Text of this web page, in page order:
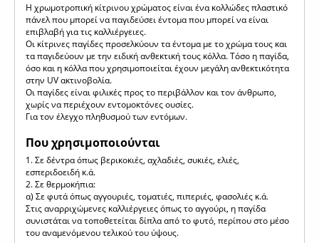
Η χρωμοτροπική κίτρινου χρώματος είναι ένα κολλώδες πλαστικό
πάνελ που μπορεί να παγιδεύσει έντομα που μπορεί να είναι
επιβλαβή για τις καλλιέργειες.
Οι κίτρινες παγίδες προσελκύουν τα έντομα με το χρώμα τους και
τα παγιδεύουν με την ειδική ανθεκτική τους κόλλα. Τόσο η παγίδα,
όσο και η κόλλα που χρησιμοποιείται έχουν μεγάλη ανθεκτικότητα
στην UV ακτινοβολία.
Οι παγίδες είναι φιλικές προς το περιβάλλον και τον άνθρωπο,
χωρίς να περιέχουν εντομοκτόνες ουσίες.
Για τον έλεγχο πληθυσμού των εντόμων.
Που χρησιμοποιούνται
1. Σε δέντρα όπως βερικοκιές, αχλαδιές, συκιές, ελιές,
εσπεριδοειδή κ.ά.
2. Σε θερμοκήπια:
α) Σε φυτά όπως αγγουριές, τοματιές, πιπεριές, φασολιές κ.ά.
Στις αναρριχώμενες καλλιέργειες όπως το αγγούρι, η παγίδα
συνιστάται να τοποθετείται δίπλα από το φυτό, περίπου στο μέσο
του αναμενόμενου τελικού του ύψους.